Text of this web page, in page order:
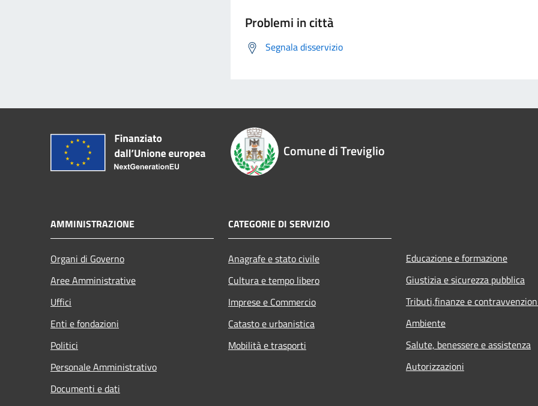
Problemi in città
Segnala disservizio
Comune di Treviglio
AMMINISTRAZIONE
Organi di Governo
Aree Amministrative
Uffici
Enti e fondazioni
Politici
Personale Amministrativo
Documenti e dati
CATEGORIE DI SERVIZIO
Anagrafe e stato civile
Cultura e tempo libero
Imprese e Commercio
Catasto e urbanistica
Mobilità e trasporti
Educazione e formazione
Giustizia e sicurezza pubblica
Tributi,finanze e
Ambiente
Salute, benessere e assistenza
Autorizzazioni